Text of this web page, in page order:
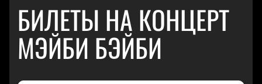
БИЛЕТЫ НА КОНЦЕРТ
МЭЙБИ БЭЙБИ